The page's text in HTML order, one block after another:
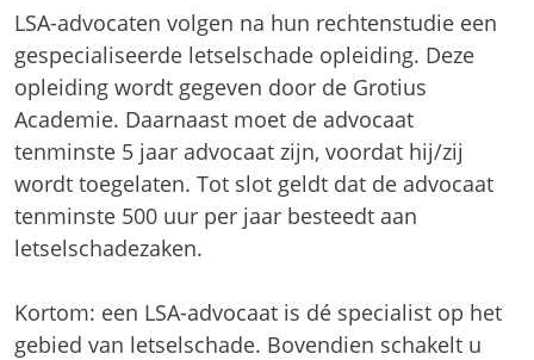
LSA-advocaten volgen na hun rechtenstudie een
gespecialiseerde letselschade opleiding. Deze
opleiding wordt gegeven door de Grotius
Academie. Daarnaast moet de advocaat
tenminste 5 jaar advocaat zijn, voordat hij/zij
wordt toegelaten. Tot slot geldt dat de advocaat
tenminste 500 uur per jaar besteedt aan
letselschadezaken.
Kortom: een LSA-advocaat is dé specialist op het
gebied van letselschade. Bovendien schakelt u